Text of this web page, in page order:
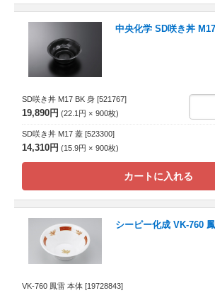
中央化学 SD咲き丼
SD咲き丼 M17 BK 身 [521767]
19,890円 22.1円 900枚
SD咲き丼 M17 蓋 [523300]
14,310円 15.9円 900枚
カートに入れる
シーピー化成 VK-760
VK-760 鳳雷 本体 [19728843]